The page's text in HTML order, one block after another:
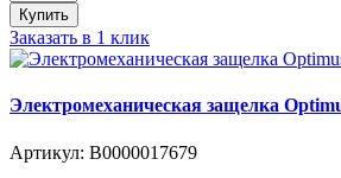
Купить
Заказать в 1 клик
Электромеханическая защелка
Артикул: В0000017679